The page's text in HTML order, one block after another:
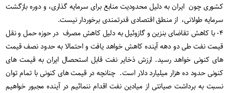
کشوری چون ایران به دلیل محدودیت منابع برای سرمایه گذاری، و دوره بازگشت
سرمایه طولانی، از منطق اقتصادی قدرتمندی برخوردار نیست.
۴- با کاهش تقاضای بنزین و گازوئیل به دلیل کاهش مصرف در حوزه حمل و نقل
قیمت نفت طی دو دهه آینده کاهش خواهد یافت و احتمالا به حدود نصف قیمت
های کنونی خواهد رسید. ارزش ذخایر نفت قابل استحصال ایران به قیمت های
کنونی حدود ده هزار میلیارد دلار است. چنانچه در قیمت های کنونی با تمام توان
نسبت به برداشت صیانتی از میادین نفت اقدام ننمائیم در آینده مجبور خواهیم